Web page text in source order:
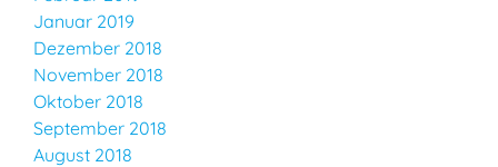
Januar 2019
Dezember 2018
November 2018
Oktober 2018
September 2018
August 2018